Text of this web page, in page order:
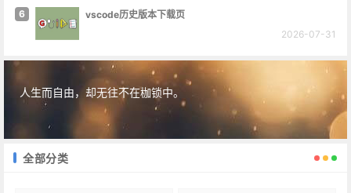
6
vscode历史版本下载页
2026-07-31
人生而自由，却无往不在枷锁中。
全部分类